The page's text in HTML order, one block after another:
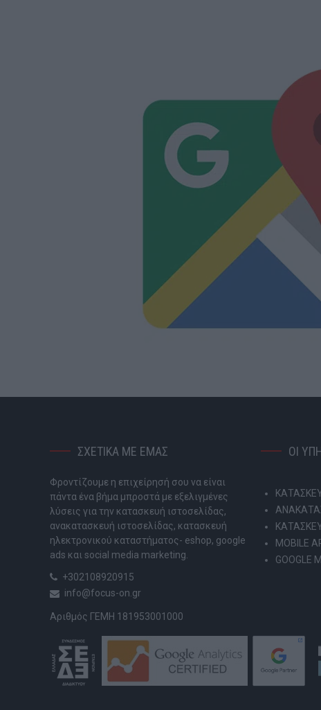
ΣΧΕΤΙΚΑ ΜΕ ΕΜΑΣ
Φροντίζουμε η επιχείρησή σου να είναι
πάντα ένα βήμα μπροστά με εξελιγμένες
λύσεις για την κατασκευή ιστοσελίδας,
ανακατασκευή ιστοσελίδας, κατασκευή
ηλεκτρονικού καταστήματος- eshop, google
ads και social media marketing.
+302108920915
info@focus-on.gr
Αριθμός ΓΕΜΗ 181953001000
ΟΙ
MOBILE
GOOGLE